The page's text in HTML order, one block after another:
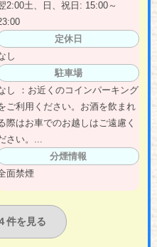
2:00土、日、祝日: 15:00～
定休日
し
駐車場
し ：お近くのコインパーキング
ご利用ください。お酒を飲まれ
際はお車でのお越しはご遠慮く
さい。...
分煙情報
面禁煙
件を見る